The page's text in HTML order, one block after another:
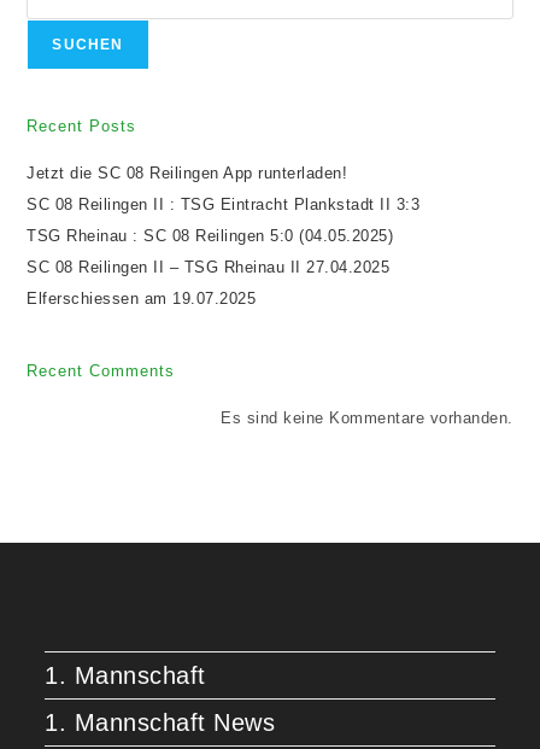
SUCHEN
Recent Posts
Jetzt die SC 08 Reilingen App runterladen!
SC 08 Reilingen II : TSG Eintracht Plankstadt II 3:3
TSG Rheinau : SC 08 Reilingen 5:0 (04.05.2025)
SC 08 Reilingen II – TSG Rheinau II 27.04.2025
Elferschiessen am 19.07.2025
Recent Comments
Es sind keine Kommentare vorhanden.
1. Mannschaft
1. Mannschaft News